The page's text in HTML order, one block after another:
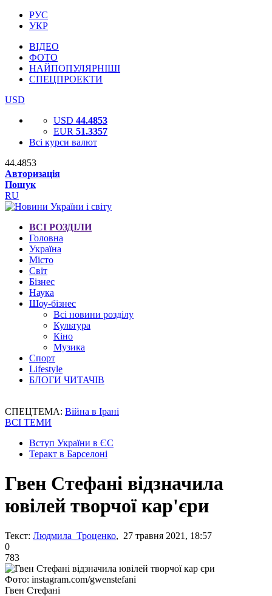
РУС
УКР
ВІДЕО
ФОТО
НАЙПОПУЛЯРНІШІ
СПЕЦПРОЕКТИ
USD
USD 44.4853
EUR 51.3357
Всі курси валют
44.4853
Авторизація
Пошук
RU
ВСІ РОЗДІЛИ
Головна
Україна
Місто
Світ
Бізнес
Наука
Шоу-бізнес
Всі новини розділу
Культура
Кіно
Музика
Спорт
Lifestyle
БЛОГИ ЧИТАЧІВ
СПЕЦТЕМА: Війна в Ірані
ВСІ ТЕМИ
Вступ України в ЄС
Теракт в Барселоні
Гвен Стефані відзначила
ювілей творчої кар'єри
Текст: Людмила Троценко, 27 травня 2021, 18:57
0
783
Фото: instagram.com/gwenstefani
Гвен Стефані